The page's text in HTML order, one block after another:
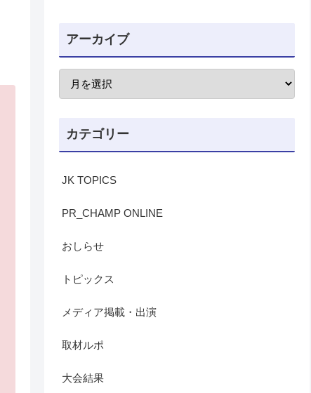
アーカイブ
カテゴリー
JK TOPICS
PR_CHAMP ONLINE
おしらせ
トピックス
メディア掲載・出演
取材ルポ
大会結果